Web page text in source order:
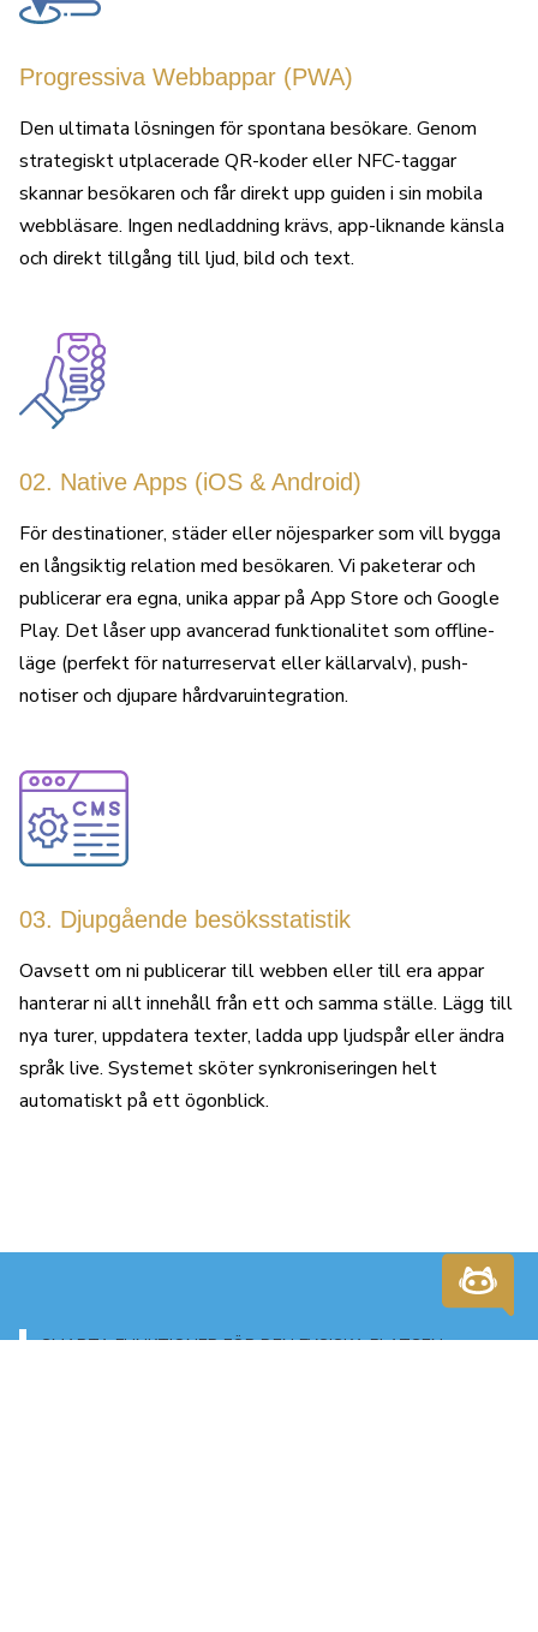
Progressiva Webbappar (PWA)
Den ultimata lösningen för spontana besökare. Genom
strategiskt utplacerade QR-koder eller NFC-taggar
skannar besökaren och får direkt upp guiden i sin mobila
webbläsare. Ingen nedladdning krävs, app-liknande känsla
och direkt tillgång till ljud, bild och text.
02. Native Apps (iOS & Android)
För destinationer, städer eller nöjesparker som vill bygga
en långsiktig relation med besökaren. Vi paketerar och
publicerar era egna, unika appar på App Store och Google
Play. Det låser upp avancerad funktionalitet som offline-
läge (perfekt för naturreservat eller källarvalv), push-
notiser och djupare hårdvaruintegration.
03. Djupgående besöksstatistik
Oavsett om ni publicerar till webben eller till era appar
hanterar ni allt innehåll från ett och samma ställe. Lägg till
nya turer, uppdatera texter, ladda upp ljudspår eller ändra
språk live. Systemet sköter synkroniseringen helt
automatiskt på ett ögonblick.
SMARTA FUNKTIONER FÖR DEN FYSISKA PLATSEN